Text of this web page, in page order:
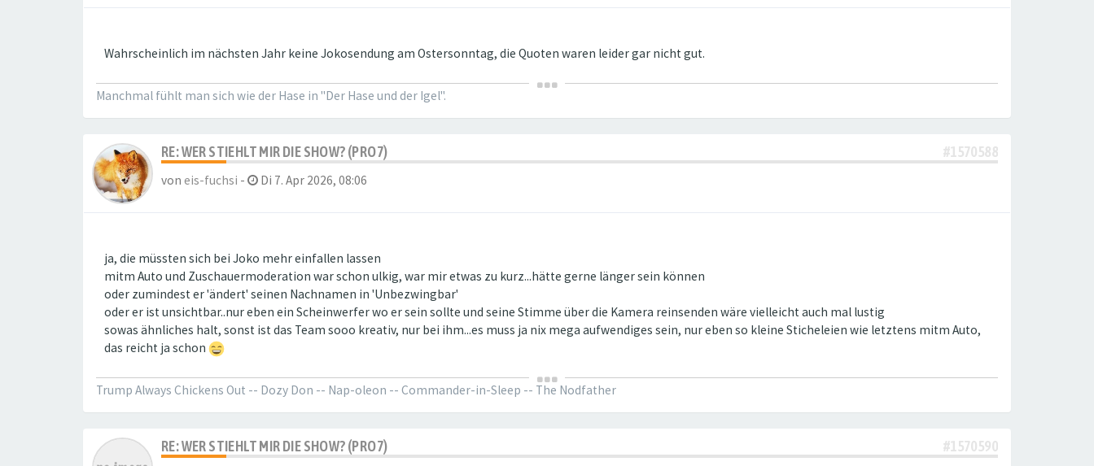
Wahrscheinlich im nächsten Jahr keine Jokosendung am Ostersonntag, die Quoten waren leider gar nicht gut.
Manchmal fühlt man sich wie der Hase in "Der Hase und der Igel".
RE: WER STIEHLT MIR DIE SHOW? (PRO7) #1570588
von eis-fuchsi - Di 7. Apr 2026, 08:06
ja, die müssten sich bei Joko mehr einfallen lassen
mitm Auto und Zuschauermoderation war schon ulkig, war mir etwas zu kurz...hätte gerne länger sein können
oder zumindest er 'ändert' seinen Nachnamen in 'Unbezwingbar'
oder er ist unsichtbar..nur eben ein Scheinwerfer wo er sein sollte und seine Stimme über die Kamera reinsenden wäre vielleicht auch mal lustig
sowas ähnliches halt, sonst ist das Team sooo kreativ, nur bei ihm...es muss ja nix mega aufwendiges sein, nur eben so kleine Sticheleien wie letztens mitm Auto,
das reicht ja schon
Trump Always Chickens Out -- Dozy Don -- Nap-oleon -- Commander-in-Sleep -- The Nodfather
RE: WER STIEHLT MIR DIE SHOW? (PRO7) #1570590